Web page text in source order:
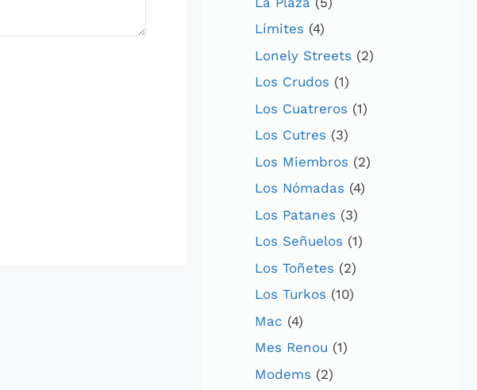
Límites (4)
Lonely Streets (2)
Los Crudos (1)
Los Cuatreros (1)
Los Cutres (3)
Los Miembros (2)
Los Nómadas (4)
Los Patanes (3)
Los Señuelos (1)
Los Toñetes (2)
Los Turkos (10)
Mac (4)
Mes Renou (1)
Modems (2)